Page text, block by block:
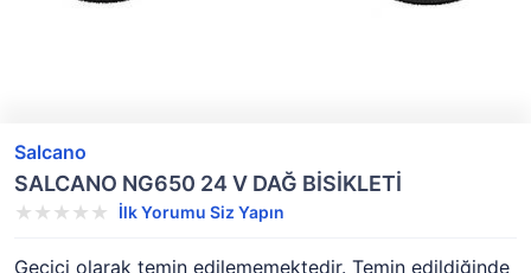
Salcano
SALCANO NG650 24 V DAĞ BİSİKLETİ
İlk Yorumu Siz Yapın
Geçici olarak temin edilememektedir. Temin edildiğinde